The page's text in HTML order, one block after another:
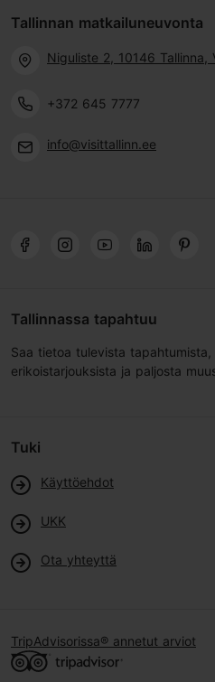
Tallinnan matkailuneuvonta
Niguliste 2, 10146 Tallinna,
+372 645 7777
info@visittallinn.ee
Tallinnassa tapahtuu
Saa tietoa tulevista tapahtumista,
erikoistarjouksista ja paljosta
Tuki
Käyttöehdot
UKK
Ota yhteyttä
TripAdvisorissa® annetut arviot